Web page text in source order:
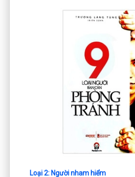
Loại 2: Người nham hiểm